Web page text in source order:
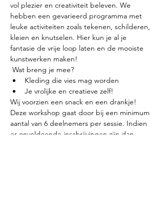
vol plezier en creativiteit beleven. We
hebben een gevarieerd programma met
leuke activiteiten zoals tekenen, schilderen,
kleien en knutselen. Hier kun je al je
fantasie de vrije loop laten en de mooiste
kunstwerken maken!
Wat breng je mee?
Kleding die vies mag worden
Je vrolijke en creatieve zelf!
Wij voorzien een snack en een drankje!
Deze workshop gaat door bij een minimum
aantal van 6 deelnemers per sessie. Indien
er onvoldoende inschrijvingen zijn dan